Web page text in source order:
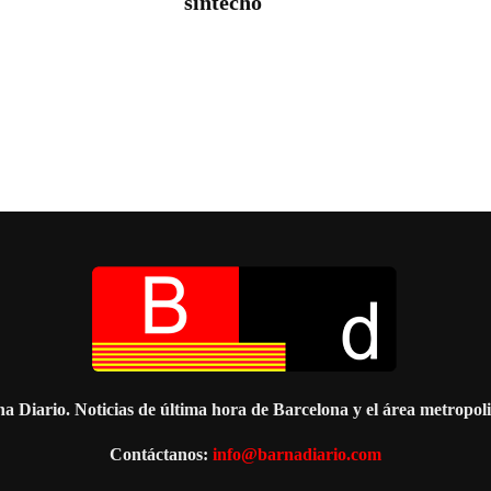
Diario. Noticias de última hora de Barcelona y el área
Contáctanos: info@barnadiario.com